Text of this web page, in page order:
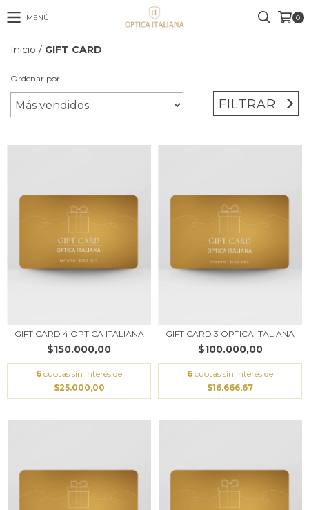
MENÚ 0
Inicio / GIFT CARD
Ordenar por
FILTRAR
GIFT CARD 4 OPTICA ITALIANA
$150.000,00
6 cuotas sin interés de
$25.000,00
GIFT CARD 3 OPTICA ITALIANA
$100.000,00
6 cuotas sin interés de
$16.666,67